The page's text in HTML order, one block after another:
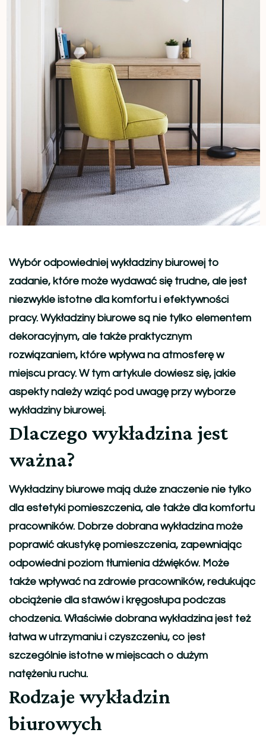
Wybór odpowiedniej wykładziny biurowej to
zadanie, które może wydawać się trudne, ale jest
niezwykle istotne dla komfortu i efektywności
pracy. Wykładziny biurowe są nie tylko elementem
dekoracyjnym, ale także praktycznym
rozwiązaniem, które wpływa na atmosferę w
miejscu pracy. W tym artykule dowiesz się, jakie
aspekty należy wziąć pod uwagę przy wyborze
wykładziny biurowej.
Dlaczego wykładzina jest
ważna?
Wykładziny biurowe mają duże znaczenie nie tylko
dla estetyki pomieszczenia, ale także dla komfortu
pracowników. Dobrze dobrana wykładzina może
poprawić akustykę pomieszczenia, zapewniając
odpowiedni poziom tłumienia dźwięków. Może
także wpływać na zdrowie pracowników, redukując
obciążenie dla stawów i kręgosłupa podczas
chodzenia. Właściwie dobrana wykładzina jest też
łatwa w utrzymaniu i czyszczeniu, co jest
szczególnie istotne w miejscach o dużym
natężeniu ruchu.
Rodzaje wykładzin
biurowych